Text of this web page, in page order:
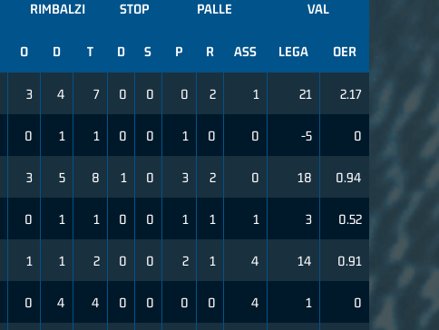
RIMBALZI STOP PALLE VAL
O D T D S P R ASS LEGA OER
3 4 7 0 0 0 2 1 21 2.17
0 1 1 0 0 1 0 0 -5 0
3 5 8 1 0 3 2 0 18 0.94
0 1 1 0 0 1 1 1 3 0.52
1 1 2 0 0 2 1 4 14 0.91
0 4 4 0 0 0 0 4 1 0